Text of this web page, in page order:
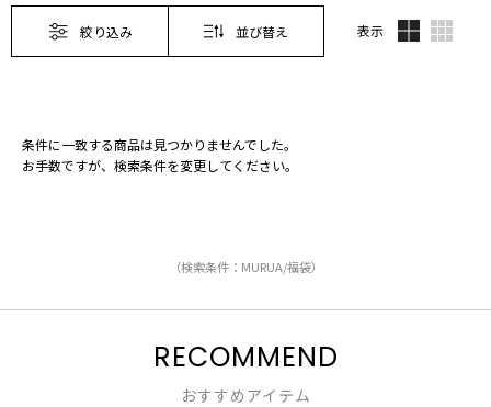
絞り込み 並び替え 表示
条件に一致する商品は見つかりませんでした。
お手数ですが、検索条件を変更してください。
（検索条件：MURUA/福袋）
RECOMMEND
おすすめアイテム